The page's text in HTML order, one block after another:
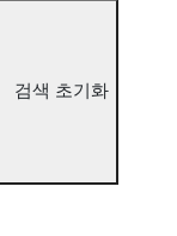
검색 초기화